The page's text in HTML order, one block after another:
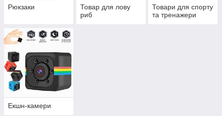
Рюкзаки
Товар для лову
риб
Товари для спорту
та тренажери
Екшн-камери